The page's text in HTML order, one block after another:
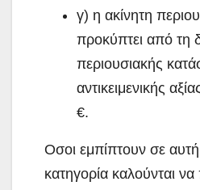
γ) η ακίνητη
προκύπτει από τη
περιουσιακής
αντικειμενικής
€.
Οσοι εμπίπτουν σε
κατηγορία καλούνται